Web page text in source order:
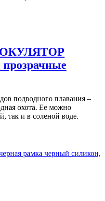
подводного плавания –
охота. Ее можно
так и в соленой воде.